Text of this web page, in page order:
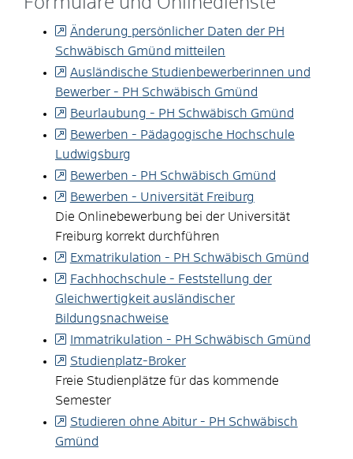
Änderung persönlicher Daten der PH
Schwäbisch Gmünd mitteilen
Ausländische Studienbewerberinnen und
Bewerber - PH Schwäbisch Gmünd
Beurlaubung - PH Schwäbisch Gmünd
Bewerben - Pädagogische Hochschule
Ludwigsburg
Bewerben - PH Schwäbisch Gmünd
Bewerben - Universität Freiburg
Die Onlinebewerbung bei der Universität
Freiburg korrekt durchführen
Exmatrikulation - PH Schwäbisch Gmünd
Fachhochschule - Feststellung der
Gleichwertigkeit ausländischer
Bildungsnachweise
Immatrikulation - PH Schwäbisch Gmünd
Studienplatz-Broker
Freie Studienplätze für das kommende
Semester
Studieren ohne Abitur - PH Schwäbisch
Gmünd